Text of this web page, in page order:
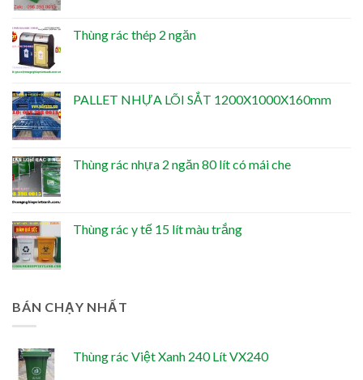
Thùng rác thép 2 ngăn
PALLET NHỰA LÕI SẮT 1200X1000X160mm
Thùng rác nhựa 2 ngăn 80 lít có mái che
Thùng rác y tế 15 lít màu trắng
BÁN CHẠY NHẤT
Thùng rác Việt Xanh 240 Lít VX240